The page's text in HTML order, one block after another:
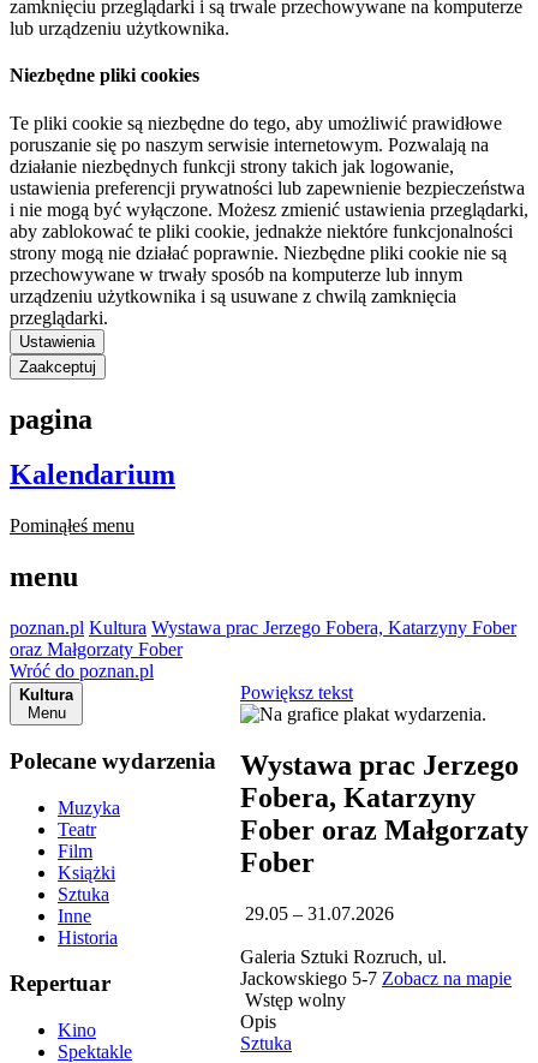
zamknięciu przeglądarki i są trwale przechowywane na komputerze
lub urządzeniu użytkownika.
Niezbędne pliki cookies
Te pliki cookie są niezbędne do tego, aby umożliwić prawidłowe
poruszanie się po naszym serwisie internetowym. Pozwalają na
działanie niezbędnych funkcji strony takich jak logowanie,
ustawienia preferencji prywatności lub zapewnienie bezpieczeństwa
i nie mogą być wyłączone. Możesz zmienić ustawienia przeglądarki,
aby zablokować te pliki cookie, jednakże niektóre funkcjonalności
strony mogą nie działać poprawnie. Niezbędne pliki cookie nie są
przechowywane w trwały sposób na komputerze lub innym
urządzeniu użytkownika i są usuwane z chwilą zamknięcia
przeglądarki.
Ustawienia
Zaakceptuj
pagina
Kalendarium
Pominąłeś menu
menu
poznan.pl Kultura Wystawa prac Jerzego Fobera, Katarzyny Fober
oraz Małgorzaty Fober
Wróć do poznan.pl
Kultura
Menu
Polecane wydarzenia
Muzyka
Teatr
Film
Książki
Sztuka
Inne
Historia
Repertuar
Kino
Spektakle
Powiększ tekst
Wystawa prac Jerzego
Fobera, Katarzyny
Fober oraz Małgorzaty
Fober
29.05 – 31.07.2026
Galeria Sztuki Rozruch, ul.
Jackowskiego 5-7 Zobacz na mapie
Wstęp wolny
Opis
Sztuka